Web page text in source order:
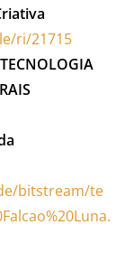
ri/21715
bitstream/te